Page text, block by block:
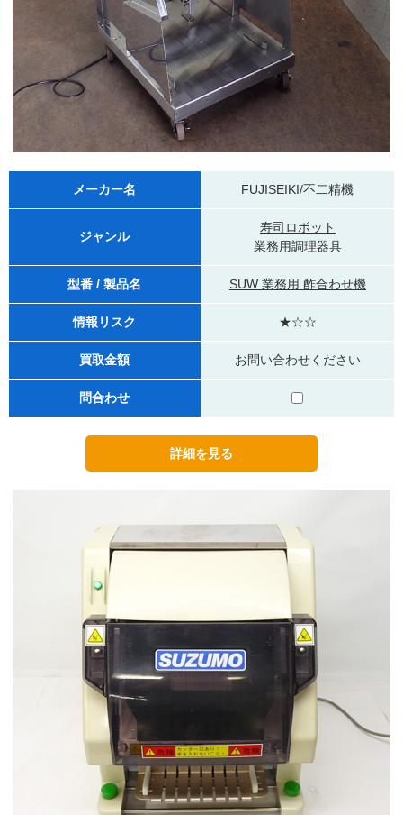
メーカー名 FUJISEIKI/不二精機
ジャンル
寿司ロボット
業務用調理器具
型番 / 製品名 SUW 業務用 酢合わせ機
情報リスク ★☆☆
買取金額 お問い合わせください
問合わせ